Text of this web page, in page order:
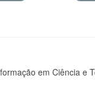
em Ciência e